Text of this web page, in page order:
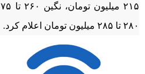
۲۸۰ تا ۲۸۵ میلیون تومان اعلام کرد.